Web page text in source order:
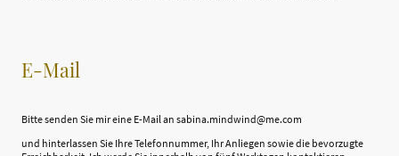
E-Mail
Bitte senden Sie mir eine E-Mail an sabina.mindwind@me.com
und hinterlassen Sie Ihre Telefonnummer, Ihr Anliegen sowie die bevorzugte